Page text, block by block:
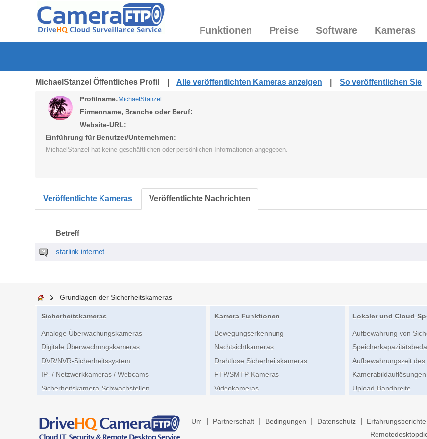
Funktionen Preise Software Kameras
MichaelStanzel Öffentliches Profil | Alle veröffentlichten Kameras anzeigen So veröffentlichen Sie
Profilname: MichaelStanzel
Firmenname, Branche oder Beruf:
Website-URL:
Einführung für Benutzer/Unternehmen:
MichaelStanzel hat keine geschäftlichen oder persönlichen Informationen angegeben.
Veröffentlichte Kameras Veröffentlichte Nachrichten
Betreff
starlink internet
Grundlagen der Sicherheitskameras
Sicherheitskameras
Analoge Überwachungskameras
Digitale Überwachungskameras
DVR/NVR-Sicherheitssystem
IP- / Netzwerkkameras / Webcams
Sicherheitskamera-Schwachstellen
Kamera Funktionen
Bewegungserkennung
Nachtsichtkameras
Drahtlose Sicherheitskameras
FTP/SMTP-Kameras
Videokameras
Lokaler und Cloud-
Aufbewahrung von
Aufbewahrungszeit
Kamerabildauflösungen
Upload-Bandbreite
Um Partnerschaft Bedingungen Datenschutz Erfahrungsberichte